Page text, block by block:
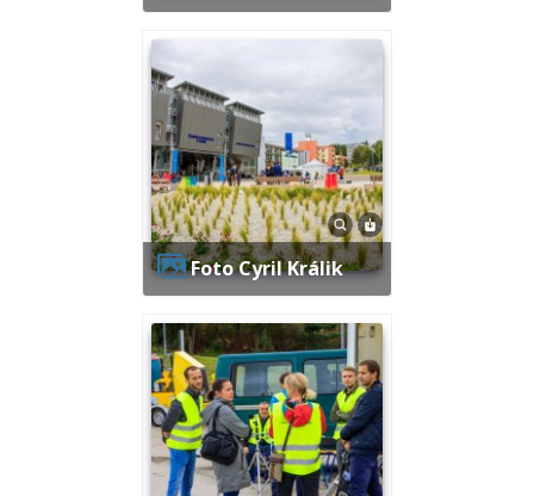
Foto Cyril Králik